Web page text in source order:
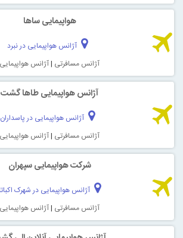
هواپیمایی ساها
آژانس هواپیمایی در نبرد
آژانس مسافرتی |آژانس هواپیمایی
آژانس هواپیمایی طاها گشت
آژانس هواپیمایی در پاسداران
آژانس مسافرتی |آژانس هواپیمایی
شرکت هواپیمایی سپهران
آژانس هواپیمایی در شهرک
آژانس مسافرتی |آژانس هواپیمایی